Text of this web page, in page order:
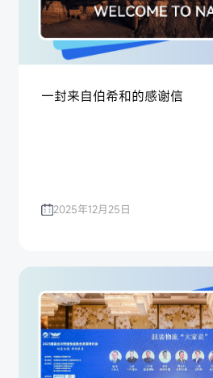
一封来自伯希和的感谢信
2025年12月25日